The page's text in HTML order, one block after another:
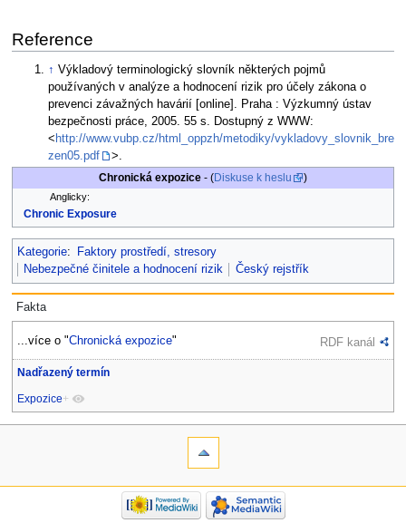
Reference
↑ Výkladový terminologický slovník některých pojmů
používaných v analýze a hodnocení rizik pro účely zákona o
prevenci závažných havárií [online]. Praha : Výzkumný ústav
bezpečnosti práce, 2005. 55 s. Dostupný z WWW:
< http://www.vubp.cz/html_oppzh/metodiky/vykladovy_slovnik_bre
zen05.pdf
>.
Chronická expozice - (Diskuse k heslu )
Anglicky:
Chronic Exposure
Kategorie:
Faktory prostředí, stresory
Nebezpečné činitele a hodnocení rizik
Český rejstřík
Fakta
...více o "Chronická expozice" RDF kanál
Nadřazený termín
Expozice+